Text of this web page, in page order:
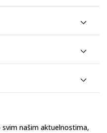
našim aktuelnostima,